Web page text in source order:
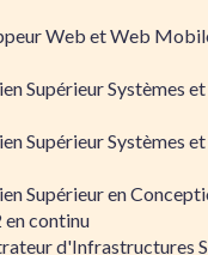
Web et Web
Supérieur Systèmes
Supérieur Systèmes
Supérieur en
en continu
d'Infrastructures